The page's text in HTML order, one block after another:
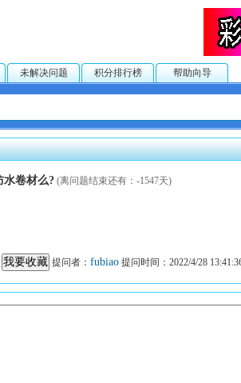
未解决问题 积分排行榜 帮助向导
水卷材么? (离问题结束还有：-1547天)
提问者： fubiao 提问时间：2022/4/28